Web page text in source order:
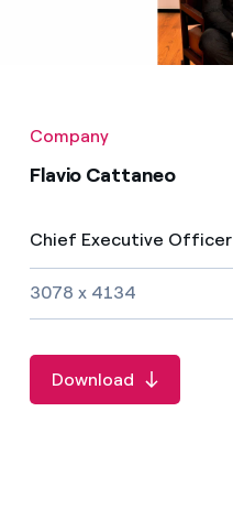
Company
Flavio Cattaneo
Chief Executive Officer
Image size and file type
3078 x 4134
Download